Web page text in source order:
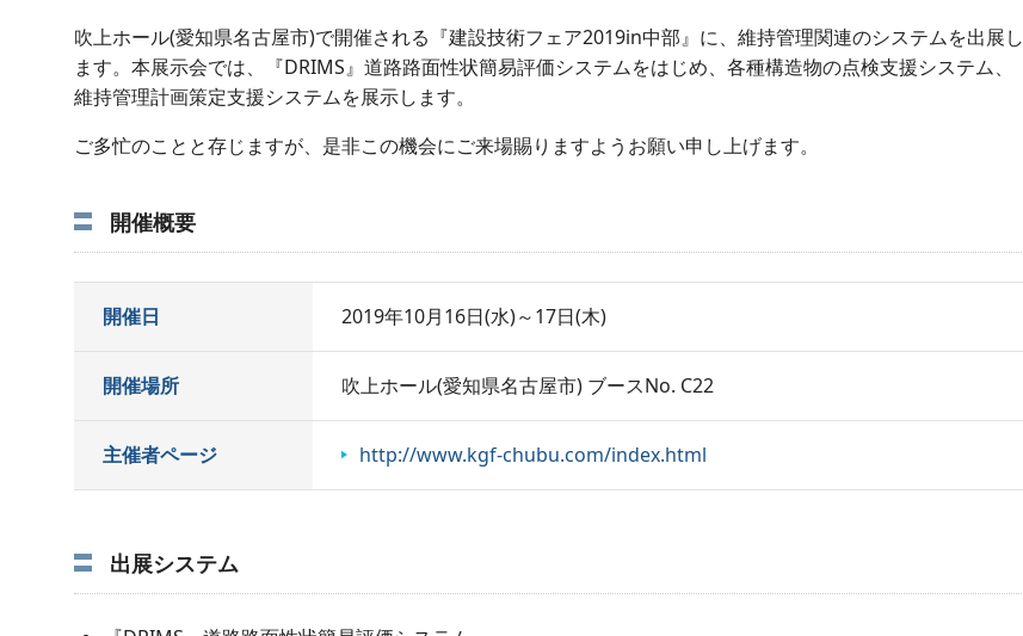
吹上ホール(愛知県名古屋市)で開催される『建設技術フェア2019in中部』に、維持管理関連のシステムを出展し
ます。本展示会では、『DRIMS』道路路面性状簡易評価システムをはじめ、各種構造物の点検支援システム、
維持管理計画策定支援システムを展示します。
ご多忙のことと存じますが、是非この機会にご来場賜りますようお願い申し上げます。
開催概要
開催日 2019年10月16日(水)～17日(木)
開催場所 吹上ホール(愛知県名古屋市) ブースNo. C22
主催者ページ http://www.kgf-chubu.com/index.html
出展システム